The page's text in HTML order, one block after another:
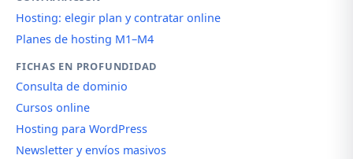
Hosting: elegir plan y contratar online
Planes de hosting M1–M4
FICHAS EN PROFUNDIDAD
Consulta de dominio
Cursos online
Hosting para WordPress
Newsletter y envíos masivos